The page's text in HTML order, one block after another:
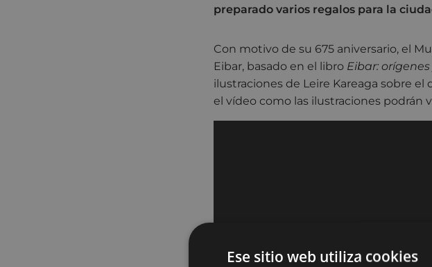
preparado varios regalos para la
Con motivo de su 675 aniversario, el
Eibar, basado en el libro Eibar: orígenes
ilustraciones de Leire Kareaga sobre
el vídeo como las ilustraciones podrán
Ese sitio web utiliza cookies